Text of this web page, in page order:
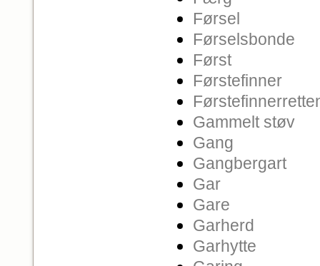
Førsel
Førselsbonde
Først
Førstefinner
Gammelt støv
Gang
Gangbergart
Gar
Gare
Garherd
Garhytte